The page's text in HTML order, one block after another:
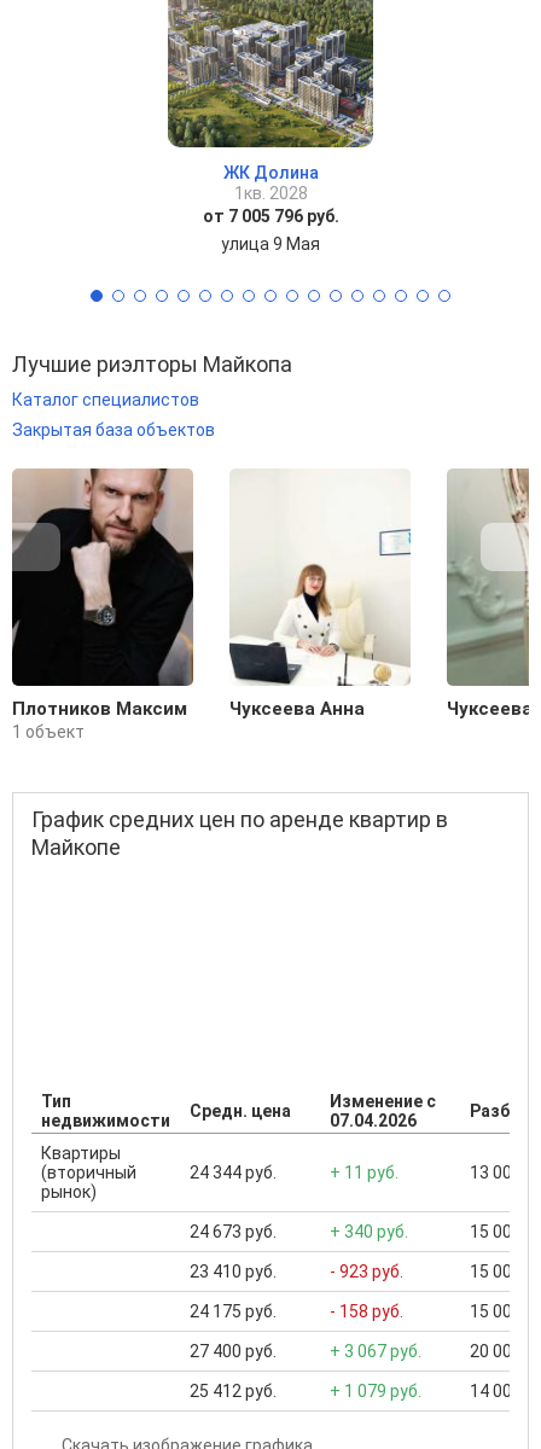
ЖК Долина
1кв. 2028
от 7 005 796 руб.
улица 9 Мая
Лучшие риэлторы Майкопа
Каталог специалистов
Закрытая база объектов
Плотников Максим
1 объект
Чуксеева Анна Чуксеева
График средних цен по аренде квартир в
Майкопе
Тип
недвижимости
Средн. цена
Изменение с
07.04.2026
Квартиры
(вторичный
рынок)
24 344 руб. + 11 руб. 13 000
24 673 руб. + 340 руб. 15 000
23 410 руб. - 923 руб. 15 000
24 175 руб. - 158 руб. 15 000
27 400 руб. + 3 067 руб. 20 000
25 412 руб. + 1 079 руб. 14 000